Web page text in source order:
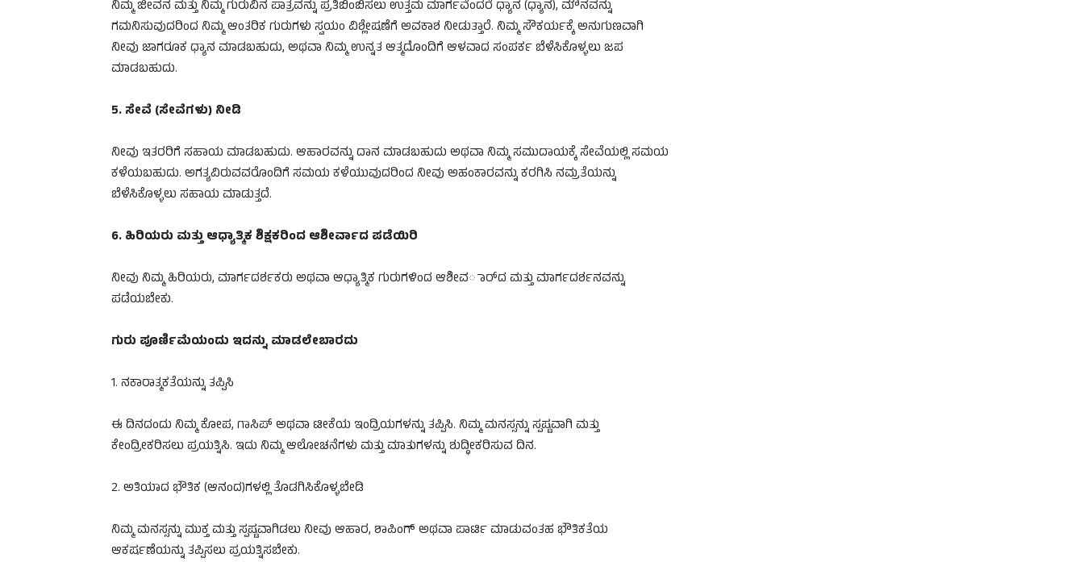
ನಿಮ್ಮ ಜೀವನ ಮತ್ತು ನಿಮ್ಮ ಗುರುವಿನ ಪಾತ್ರವನ್ನು ಪ್ರತಿಬಿಂಬಿಸಲು ಉತ್ತಮ ಮಾರ್ಗವೆಂದರೆ ಧ್ಯಾನ (ಧ್ಯಾನ), ಮೌನವನ್ನು
ಗಮನಿಸುವುದರಿಂದ ನಿಮ್ಮ ಆಂತರಿಕ ಗುರುಗಳು ಸ್ವಯಂ ವಿಶ್ಲೇಷಣೆಗೆ ಅವಕಾಶ ನೀಡುತ್ತಾರೆ. ನಿಮ್ಮ ಸೌಕರ್ಯಕ್ಕೆ ಅನುಗುಣವಾಗಿ
ನೀವು ಜಾಗರೂಕ ಧ್ಯಾನ ಮಾಡಬಹುದು, ಅಥವಾ ನಿಮ್ಮ ಉನ್ನತ ಆತ್ಮದೊಂದಿಗೆ ಆಳವಾದ ಸಂಪರ್ಕ ಬೆಳೆಸಿಕೊಳ್ಳಲು ಜಪ
ಮಾಡಬಹುದು.
5. ಸೇವೆ (ಸೇವೆಗಳು) ನೀಡಿ
ನೀವು ಇತರರಿಗೆ ಸಹಾಯ ಮಾಡಬಹುದು. ಆಹಾರವನ್ನು ದಾನ ಮಾಡಬಹುದು ಅಥವಾ ನಿಮ್ಮ ಸಮುದಾಯಕ್ಕೆ ಸೇವೆಯಲ್ಲಿ ಸಮಯ
ಕಳೆಯಬಹುದು. ಅಗತ್ಯವಿರುವವರೊಂದಿಗೆ ಸಮಯ ಕಳೆಯುವುದರಿಂದ ನೀವು ಅಹಂಕಾರವನ್ನು ಕರಗಿಸಿ ನಮ್ರತೆಯನ್ನು
ಬೆಳೆಸಿಕೊಳ್ಳಲು ಸಹಾಯ ಮಾಡುತ್ತದೆ.
6. ಹಿರಿಯರು ಮತ್ತು ಆಧ್ಯಾತ್ಮಿಕ ಶಿಕ್ಷಕರಿಂದ ಆಶೀರ್ವಾದ ಪಡೆಯಿರಿ
ನೀವು ನಿಮ್ಮ ಹಿರಿಯರು, ಮಾರ್ಗದರ್ಶಕರು ಅಥವಾ ಆಧ್ಯಾತ್ಮಿಕ ಗುರುಗಳಿಂದ ಆಶೀವರ್ಾದ ಮತ್ತು ಮಾರ್ಗದರ್ಶನವನ್ನು
ಪಡೆಯಬೇಕು.
ಗುರು ಪೂರ್ಣಿಮೆಯಂದು ಇದನ್ನು ಮಾಡಲೇಬಾರದು
1. ನಕಾರಾತ್ಮಕತೆಯನ್ನು ತಪ್ಪಿಸಿ
ಈ ದಿನದಂದು ನಿಮ್ಮ ಕೋಪ, ಗಾಸಿಪ್ ಅಥವಾ ಟೀಕೆಯ ಇಂದ್ರಿಯಗಳನ್ನು ತಪ್ಪಿಸಿ. ನಿಮ್ಮ ಮನಸ್ಸನ್ನು ಸ್ಪಷ್ಟವಾಗಿ ಮತ್ತು
ಕೇಂದ್ರೀಕರಿಸಲು ಪ್ರಯತ್ನಿಸಿ. ಇದು ನಿಮ್ಮ ಆಲೋಚನೆಗಳು ಮತ್ತು ಮಾತುಗಳನ್ನು ಶುದ್ಧೀಕರಿಸುವ ದಿನ.
2. ಅತಿಯಾದ ಭೌತಿಕ (ಆನಂದ)ಗಳಲ್ಲಿ ತೊಡಗಿಸಿಕೊಳ್ಳಬೇಡಿ
ನಿಮ್ಮ ಮನಸ್ಸನ್ನು ಮುಕ್ತ ಮತ್ತು ಸ್ಪಷ್ಟವಾಗಿಡಲು ನೀವು ಆಹಾರ, ಶಾಪಿಂಗ್ ಅಥವಾ ಪಾರ್ಟಿ ಮಾಡುವಂತಹ ಭೌತಿಕತೆಯ
ಆಕರ್ಷಣೆಯನ್ನು ತಪ್ಪಿಸಲು ಪ್ರಯತ್ನಿಸಬೇಕು.